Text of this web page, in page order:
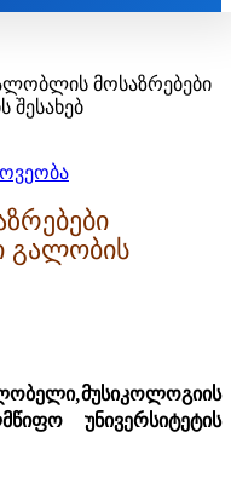
მოსაზრებები
გალობის
უნივერსიტეტის